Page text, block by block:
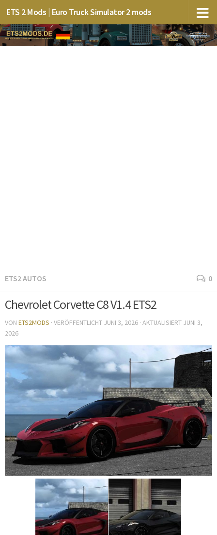
ETS 2 Mods | Euro Truck Simulator 2 mods
ETS2 AUTOS 0
Chevrolet Corvette C8 V1.4 ETS2
VON ETS2MODS · VERÖFFENTLICHT JUNI 3, 2026 · AKTUALISIERT JUNI 3,
2026